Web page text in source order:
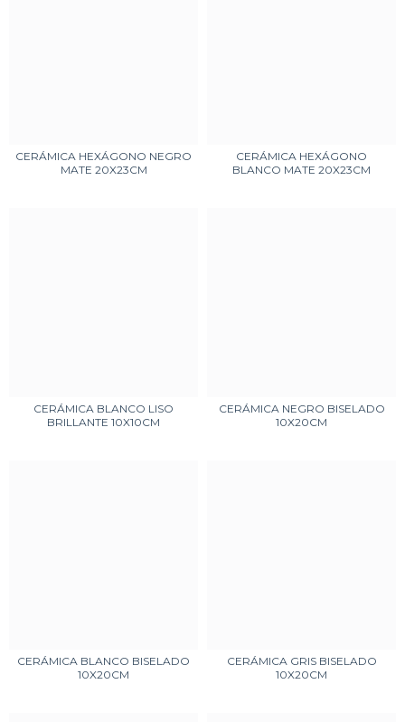
CERÁMICA HEXÁGONO NEGRO
MATE 20X23CM
CERÁMICA HEXÁGONO
BLANCO MATE 20X23CM
CERÁMICA BLANCO LISO
BRILLANTE 10X10CM
CERÁMICA NEGRO BISELADO
10X20CM
CERÁMICA BLANCO BISELADO
10X20CM
CERÁMICA GRIS BISELADO
10X20CM